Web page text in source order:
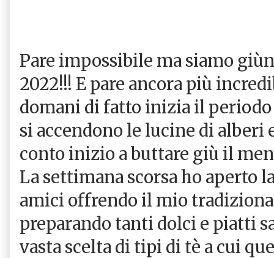
Pare impossibile ma siamo
2022!!! E pare ancora più
domani di fatto inizia il
si accendono le lucine di alberi
conto inizio a buttare giù il
La settimana scorsa ho aperto
amici offrendo il mio
preparando tanti dolci e piatti
vasta scelta di tipi di tè a cui